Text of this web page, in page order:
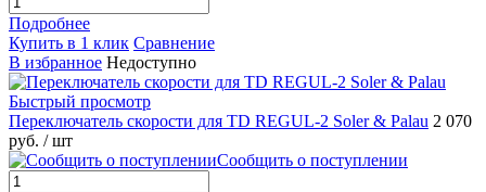
Подробнее
Купить в 1 клик Сравнение
В избранное Недоступно
Быстрый просмотр
Переключатель скорости для TD REGUL-2 Soler & Palau 2 070
руб. / шт
Сообщить о поступлении